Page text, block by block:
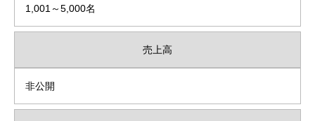
1,001～5,000名
売上高
非公開